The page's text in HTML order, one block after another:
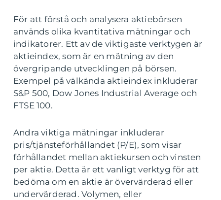
För att förstå och analysera aktiebörsen
används olika kvantitativa mätningar och
indikatorer. Ett av de viktigaste verktygen är
aktieindex, som är en mätning av den
övergripande utvecklingen på börsen.
Exempel på välkända aktieindex inkluderar
S&P 500, Dow Jones Industrial Average och
FTSE 100.
Andra viktiga mätningar inkluderar
pris/tjänsteförhållandet (P/E), som visar
förhållandet mellan aktiekursen och vinsten
per aktie. Detta är ett vanligt verktyg för att
bedöma om en aktie är övervärderad eller
undervärderad. Volymen, eller